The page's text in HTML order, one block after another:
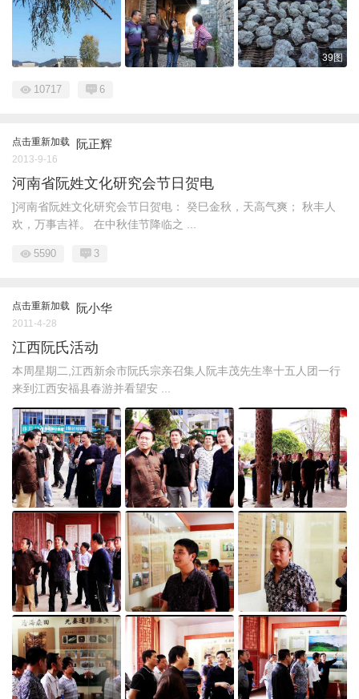
39图
10717 6
点击重新加载 阮正辉
2013-9-16
河南省阮姓文化研究会节日贺电
]河南省阮姓文化研究会节日贺电： 癸巳金秋，天高气爽； 秋丰人
欢，万事吉祥。 在中秋佳节降临之 ...
5590 3
点击重新加载 阮小华
2011-4-28
江西阮氏活动
本周星期二,江西新余市阮氏宗亲召集人阮丰茂先生率十五人团一行
来到江西安福县春游并看望安 ...